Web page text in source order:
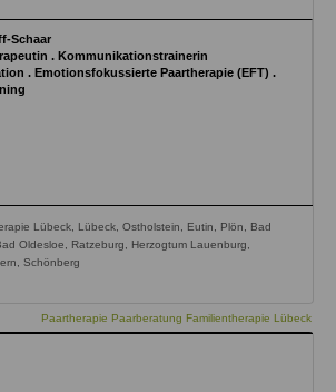
Schaar
. Kommunikationstrainerin
. Emotionsfokussierte Paartherapie (EFT) .
Lübeck, Lübeck, Ostholstein, Eutin, Plön, Bad
Oldesloe, Ratzeburg, Herzogtum Lauenburg,
Schönberg
Paartherapie Paarberatung Familientherapie Lübeck